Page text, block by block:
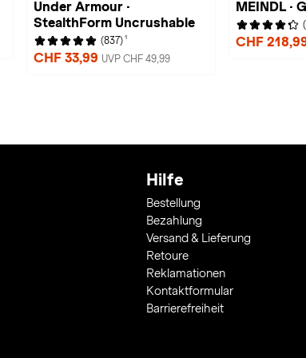
Under Armour ·
StealthForm Uncrushable
(837) 1
CHF 33,99 UVP CHF 49,99
MEINDL ·
CHF
Hilfe
Bestellung
Bezahlung
Versand & Lieferung
Retoure
Reklamationen
Kontaktformular
Barrierefreiheit